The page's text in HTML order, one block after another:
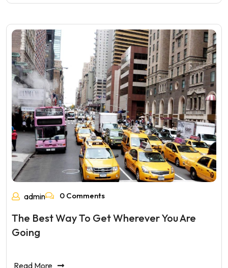
admin 0 Comments
The Best Way To Get Wherever You Are
Going
Read More